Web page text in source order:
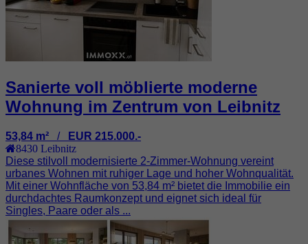
Sanierte voll möblierte moderne
Wohnung im Zentrum von Leibnitz
53,84 m² / EUR 215.000.-
8430 Leibnitz
Diese stilvoll modernisierte 2-Zimmer-Wohnung vereint
urbanes Wohnen mit ruhiger Lage und hoher Wohnqualität.
Mit einer Wohnfläche von 53,84 m² bietet die Immobilie ein
durchdachtes Raumkonzept und eignet sich ideal für
Singles, Paare oder als ...